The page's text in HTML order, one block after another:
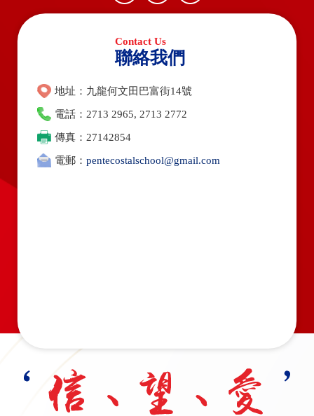
聯絡我們
地址：九龍何文田巴富街14號
電話：2713 2965, 2713 2772
傳真：27142854
電郵： pentecostalschool@gmail.com